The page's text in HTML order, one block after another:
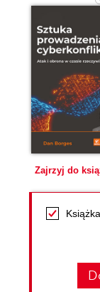
Zajrzyj do
Książka